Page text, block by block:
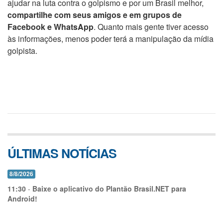
ajudar na luta contra o golpismo e por um Brasil melhor,
compartilhe com seus amigos e em grupos de
Facebook e WhatsApp. Quanto mais gente tiver acesso
às informações, menos poder terá a manipulação da mídia
golpista.
ÚLTIMAS NOTÍCIAS
8/8/2026
11:30 - Baixe o aplicativo do Plantão Brasil.NET para
Android!